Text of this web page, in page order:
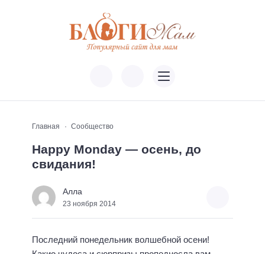
Главная Сообщество
Happy Monday — осень, до
свидания!
Алла
23 ноября 2014
Последний понедельник волшебной осени!